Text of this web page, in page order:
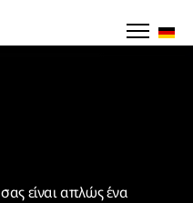
είναι απλώς ένα